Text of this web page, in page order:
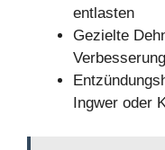
entlasten
Gezielte
Ingwer oder